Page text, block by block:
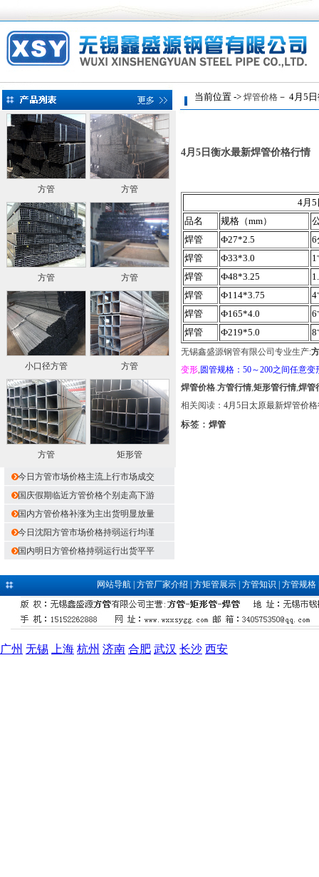
方管 方管
方管 方管
小口径方管 方管
方管 矩形管
今日方管市场价格主流上行市场成交
国庆假期临近方管价格个别走高下游
国内方管价格补涨为主出货明显放量
今日沈阳方管市场价格持弱运行均谨
国内明日方管价格持弱运行出货平平
当前位置 -> 焊管价格 － 4月5
4月5日衡水最新焊管价格行情
4月
品名
规格（mm）
焊管
Ф27*2.5
6
焊管
Ф33*3.0
焊管
Ф48*3.25
焊管
Ф114*3.75
4
焊管
Ф165*4.0
6
焊管
Ф219*5.0 8
无锡鑫盛源钢管有限公司专业生产:
变形, 圆管规格：50～200之间任意变
焊管价格.方管行情,矩形管行情,焊管
相关阅读： 4月5日太原最新焊管价
标签： 焊管
网站导航| 方管厂家介绍 方矩管展示| 方管知识 方管规格
广州 无锡 上海 杭州 济南 合肥 武汉 长沙 西安